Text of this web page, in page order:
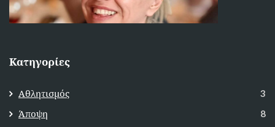
Κατηγορίες
Αθλητισμός 3
Άποψη 8